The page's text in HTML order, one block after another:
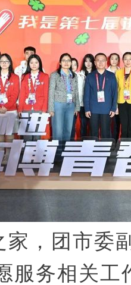
家，团市委
服务相关工